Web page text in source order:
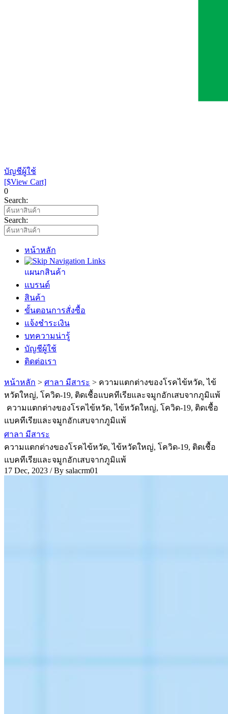
บัญชีผู้ใช้
[$View Cart]
0
Search:
Search:
หน้าหลัก
แผนกสินค้า
แบรนด์
สินค้า
ขั้นตอนการสั่งซื้อ
แจ้งชำระเงิน
บทความน่ารู้
บัญชีผู้ใช้
ติดต่อเรา
หน้าหลัก > ศาลา มีสาระ > ความแตกต่างของโรคไข้หวัด, ไข้
หวัดใหญ่, โควิด-19, ติดเชื้อแบคทีเรียและจมูกอักเสบจากภูมิแพ้
ความแตกต่างของโรคไข้หวัด, ไข้หวัดใหญ่, โควิด-19, ติดเชื้อ
แบคทีเรียและจมูกอักเสบจากภูมิแพ้
ศาลา มีสาระ
ความแตกต่างของโรคไข้หวัด, ไข้หวัดใหญ่, โควิด-19, ติดเชื้อ
แบคทีเรียและจมูกอักเสบจากภูมิแพ้
17 Dec, 2023 / By salacrm01